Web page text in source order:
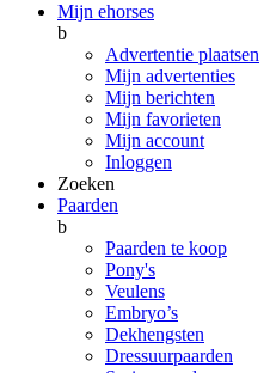
Mijn ehorses
b
Advertentie plaatsen
Mijn advertenties
Mijn berichten
Mijn favorieten
Mijn account
Inloggen
Zoeken
Paarden
b
Paarden te koop
Pony's
Veulens
Embryo’s
Dekhengsten
Dressuurpaarden